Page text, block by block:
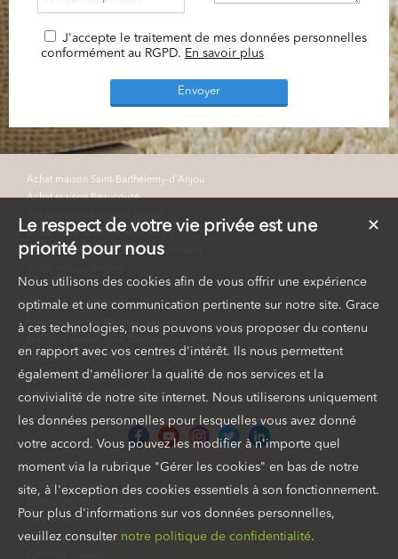
J'accepte le traitement de mes données personnelles
conformément au RGPD. En savoir plus
Achat maison Saint-Barthélemy-d'Anjou
Achat maison Beaucouzé
Achat maison Monteuil Juigné
Achat maison Verrières-en-Anjou
Achat maison Saint-Lambert-la-Potherie
Maison à vendre Beaucouzé
Maison à vendre Monteuil Juigné
Maison à vendre Verrières-en-Anjou
Maison à vendre Angers
Maison à vendre Brain sur Authion
Nos Honoraires
Mentions légales
Plan du site
Espace propriétaire
✕
Le respect de votre vie privée est une
priorité pour nous
Nous utilisons des cookies afin de vous offrir une expérience
optimale et une communication pertinente sur notre site. Grace
à ces technologies, nous pouvons vous proposer du contenu
en rapport avec vos centres d'intérêt. Ils nous permettent
également d'améliorer la qualité de nos services et la
convivialité de notre site internet. Nous utiliserons uniquement
les données personnelles pour lesquelles vous avez donné
votre accord. Vous pouvez les modifier à n'importe quel
moment via la rubrique "Gérer les cookies" en bas de notre
site, à l'exception des cookies essentiels à son fonctionnement.
Pour plus d'informations sur vos données personnelles,
veuillez consulter notre politique de confidentialité.